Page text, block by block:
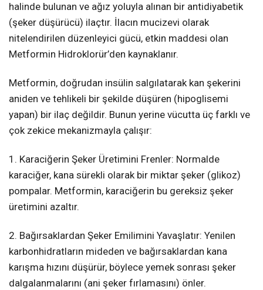
halinde bulunan ve ağız yoluyla alınan bir antidiyabetik
(şeker düşürücü) ilaçtır. İlacın mucizevi olarak
nitelendirilen düzenleyici gücü, etkin maddesi olan
Metformin Hidroklorür’den kaynaklanır.
Metformin, doğrudan insülin salgılatarak kan şekerini
aniden ve tehlikeli bir şekilde düşüren (hipoglisemi
yapan) bir ilaç değildir. Bunun yerine vücutta üç farklı ve
çok zekice mekanizmayla çalışır:
1. Karaciğerin Şeker Üretimini Frenler: Normalde
karaciğer, kana sürekli olarak bir miktar şeker (glikoz)
pompalar. Metformin, karaciğerin bu gereksiz şeker
üretimini azaltır.
2. Bağırsaklardan Şeker Emilimini Yavaşlatır: Yenilen
karbonhidratların mideden ve bağırsaklardan kana
karışma hızını düşürür, böylece yemek sonrası şeker
dalgalanmalarını (ani şeker fırlamasını) önler.